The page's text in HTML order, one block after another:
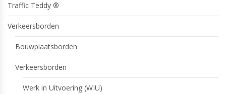
Traffic Teddy ®
Verkeersborden
Bouwplaatsborden
Verkeersborden
Werk in Uitvoering (WIU)